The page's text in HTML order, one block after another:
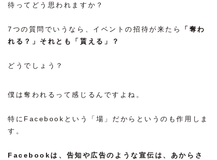
待ってどう思われますか？
7つの質問でいうなら、イベントの招待が来たら
「奪わ
れる？」それとも「貰える」？
どうでしょう？
僕は奪われるって感じるんですよね。
特にFacebookという「場」だからというのも作用しま
す。
Facebookは、告知や広告のような宣伝は、あからさ